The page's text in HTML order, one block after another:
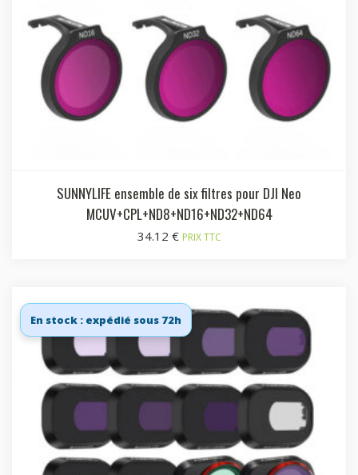
SUNNYLIFE ensemble de six filtres pour DJI Neo
MCUV+CPL+ND8+ND16+ND32+ND64
34.12 € PRIX TTC
En stock : expédié sous 72h